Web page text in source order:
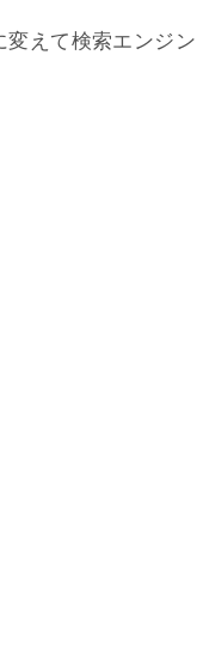
変えて検索エンジン